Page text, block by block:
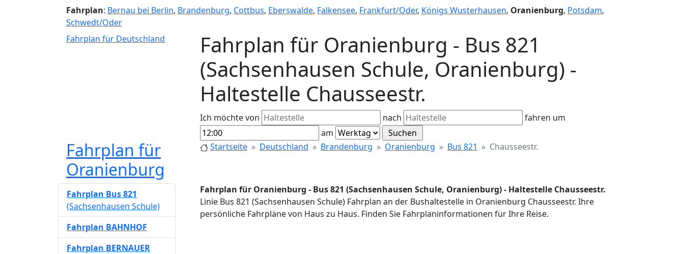
Fahrplan: Bernau bei Berlin, Brandenburg, Cottbus, Eberswalde, Falkensee, Frankfurt/Oder, Königs Wusterhausen, Oranienburg, Potsdam,
Schwedt/Oder
Fahrplan für Deutschland
Fahrplan für Oranienburg - Bus 821
(Sachsenhausen Schule, Oranienburg) -
Haltestelle Chausseestr.
Ich möchte von nach
fahren um
am
Fahrplan für
Oranienburg
Startseite Deutschland Brandenburg Oranienburg Bus 821 Chausseestr.
Fahrplan für Oranienburg - Bus 821 (Sachsenhausen Schule, Oranienburg) - Haltestelle Chausseestr.
Linie Bus 821 (Sachsenhausen Schule) Fahrplan an der Bushaltestelle in Oranienburg Chausseestr. Ihre
persönliche Fahrpläne von Haus zu Haus. Finden Sie Fahrplaninformationen für Ihre Reise.
Fahrplan Bus 821
(Sachsenhausen Schule)
Fahrplan BAHNHOF
Fahrplan BERNAUER